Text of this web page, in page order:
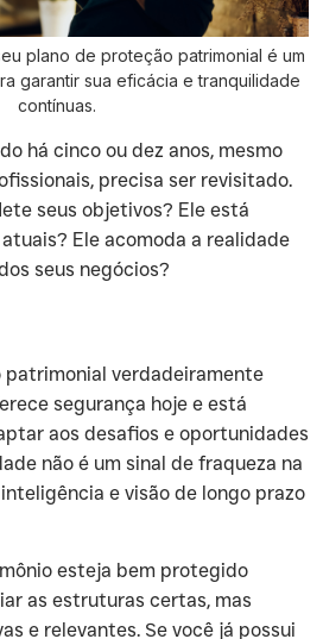
plano de proteção patrimonial é um
garantir sua eficácia e tranquilidade
contínuas.
há cinco ou dez anos, mesmo
precisa ser revisitado.
seus objetivos? Ele está
Ele acomoda a realidade
seus negócios?
patrimonial verdadeiramente
segurança hoje e está
aos desafios e oportunidades
não é um sinal de fraqueza na
e visão de longo prazo
esteja bem protegido
as estruturas certas, mas
e relevantes. Se você já possui